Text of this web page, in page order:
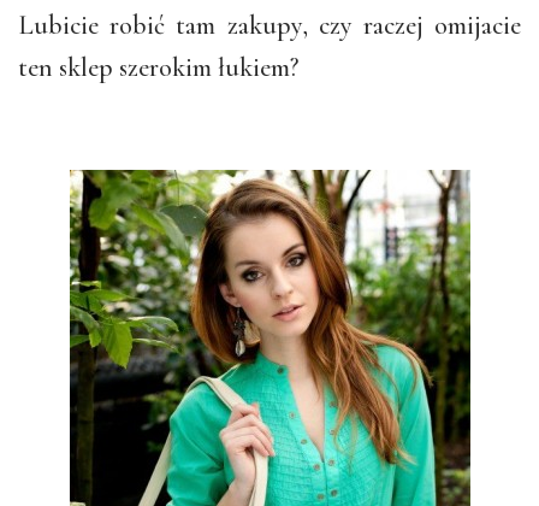
Lubicie robić tam zakupy, czy raczej omijacie
ten sklep szerokim łukiem?